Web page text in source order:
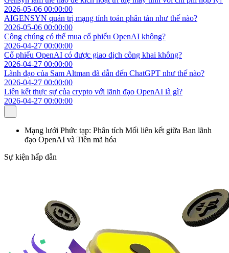
2026-05-06 00:00:00
AIGENSYN quản trị mạng tính toán phân tán như thế nào?
2026-05-06 00:00:00
Công chúng có thể mua cổ phiếu OpenAI không?
2026-04-27 00:00:00
Cổ phiếu OpenAI có được giao dịch công khai không?
2026-04-27 00:00:00
Lãnh đạo của Sam Altman đã dẫn đến ChatGPT như thế nào?
2026-04-27 00:00:00
Liên kết thực sự của crypto với lãnh đạo OpenAI là gì?
2026-04-27 00:00:00
Mạng lưới Phức tạp: Phân tích Mối liên kết giữa Ban lãnh
đạo OpenAI và Tiền mã hóa
Sự kiện hấp dẫn